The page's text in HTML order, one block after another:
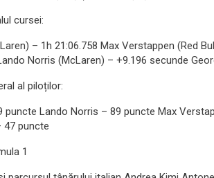
cursei:
– 1h 21:06.758 Max Verstappen (Red
Norris (McLaren) – +9.196 secunde
al piloților:
puncte Lando Norris – 89 puncte Max
47 puncte
1